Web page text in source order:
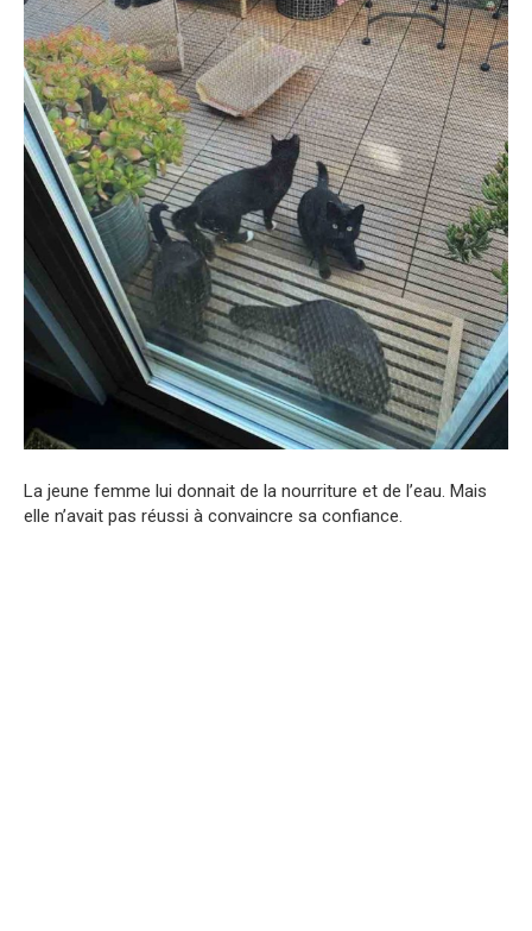
La jeune femme lui donnait de la nourriture et de l’eau. Mais
elle n’avait pas réussi à convaincre sa confiance.